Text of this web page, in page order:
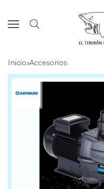
Buscar
Inicio accesorios